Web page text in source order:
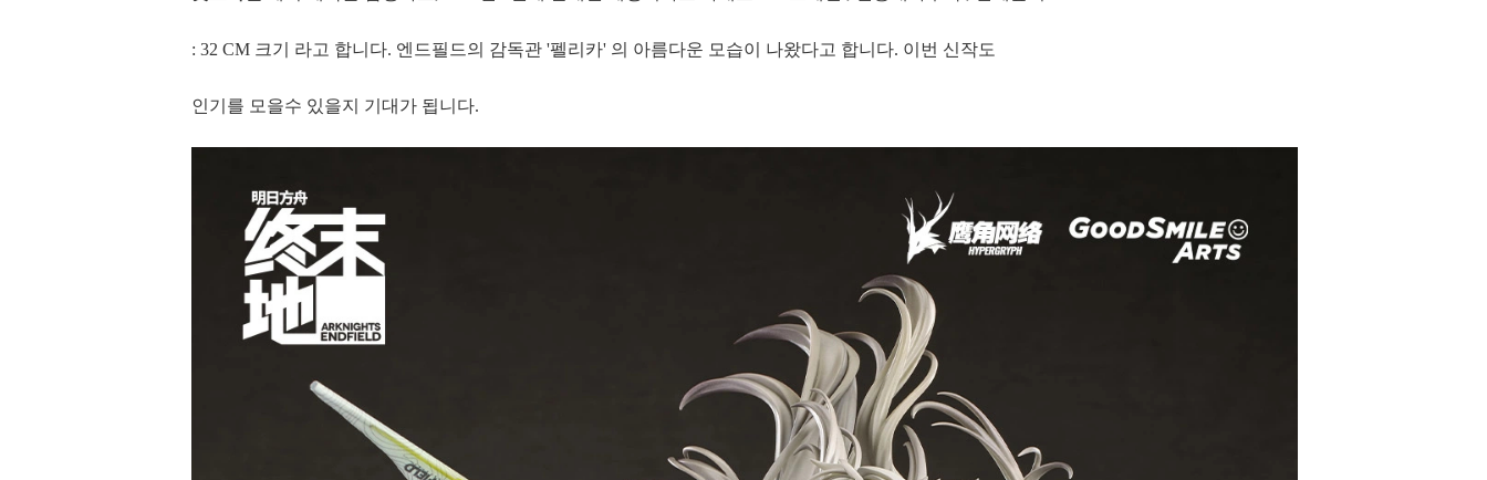
: 32 CM 크기 라고 합니다. 엔드필드의 감독관 '펠리카' 의 아름다운 모습이 나왔다고 합니다. 이번 신작도
인기를 모을수 있을지 기대가 됩니다.